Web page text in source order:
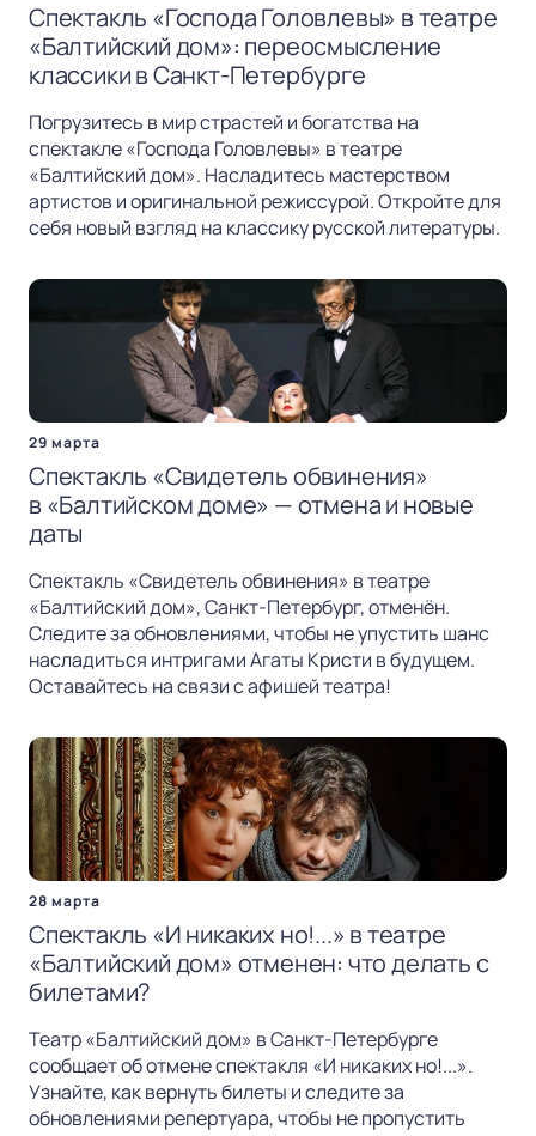
Спектакль «Господа Головлевы» в театре
«Балтийский дом»: переосмысление
классики в Санкт-Петербурге
Погрузитесь в мир страстей и богатства на
спектакле «Господа Головлевы» в театре
«Балтийский дом». Насладитесь мастерством
артистов и оригинальной режиссурой. Откройте для
себя новый взгляд на классику русской литературы.
29 марта
Спектакль «Свидетель обвинения»
в «Балтийском доме» — отмена и новые
даты
Спектакль «Свидетель обвинения» в театре
«Балтийский дом», Санкт-Петербург, отменён.
Следите за обновлениями, чтобы не упустить шанс
насладиться интригами Агаты Кристи в будущем.
Оставайтесь на связи с афишей театра!
28 марта
Спектакль «И никаких но!...» в театре
«Балтийский дом» отменен: что делать с
билетами?
Театр «Балтийский дом» в Санкт-Петербурге
сообщает об отмене спектакля «И никаких но!...».
Узнайте, как вернуть билеты и следите за
обновлениями репертуара, чтобы не пропустить